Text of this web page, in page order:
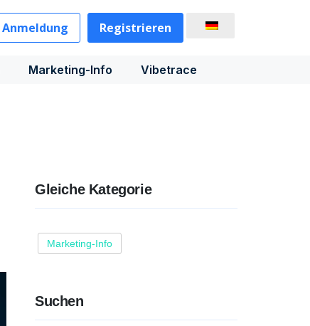
Anmeldung Registrieren
Marketing-Info Vibetrace
Gleiche Kategorie
Marketing-Info
Suchen